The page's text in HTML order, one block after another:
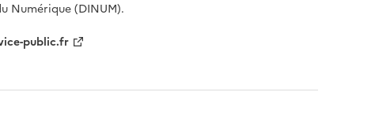
Numérique (DINUM).
public.fr